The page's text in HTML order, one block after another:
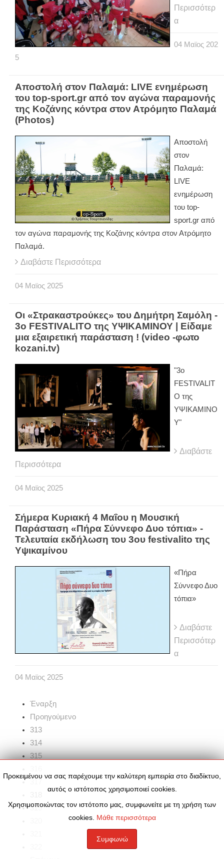
Περισσότερ
α
04 Μαϊος 202
5
Αποστολή στον Παλαμά: LIVE ενημέρωση
του top-sport.gr από τον αγώνα παραμονής
της Κοζάνης κόντρα στον Ατρόμητο Παλαμά
(Photos)
Αποστολή
στον
Παλαμά:
LIVE
ενημέρωση
του top-
sport.gr από
τον αγώνα παραμονής της Κοζάνης κόντρα στον Ατρόμητο
Παλαμά.
Διαβάστε Περισσότερα
04 Μαϊος 2025
Οι «Στρακαστρούκες» του Δημήτρη Σαμόλη -
3ο FESTIVALITO της ΥΨΙΚΑΜΙΝΟΥ | Είδαμε
μια εξαιρετική παράσταση ! (video -φωτο
kozani.tv)
"3ο
FESTIVALIT
O της
ΥΨΙΚΑΜΙΝΟ
Υ"
Διαβάστε
Περισσότερα
04 Μαϊος 2025
Σήμερα Κυριακή 4 Μαΐου η Μουσική
Παράσταση «Πήρα Σύννεφο Δυο τόπια» -
Τελευταία εκδήλωση του 3ου festivalito της
Υψικαμίνου
«Πήρα
Σύννεφο Δυο
τόπια»
Διαβάστε
Περισσότερ
α
04 Μαϊος 2025
Έναρξη
Προηγούμενο
313
314
315
319
Προκειμένου να σας παρέχουμε την καλύτερη εμπειρία στο διαδίκτυο,
αυτός ο ιστότοπος χρησιμοποιεί cookies.
Χρησιμοποιώντας τον ιστότοπο μας, συμφωνείτε με τη χρήση των
cookies. Μάθε περισσότερα
Συμφωνώ